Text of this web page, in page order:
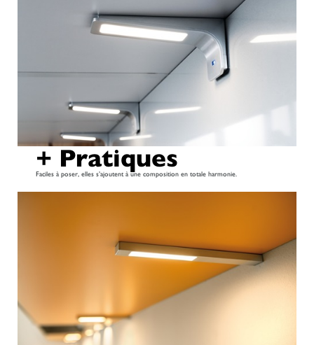
+ Pratiques
Faciles à poser, elles s’ajoutent à une composition en totale harmonie.